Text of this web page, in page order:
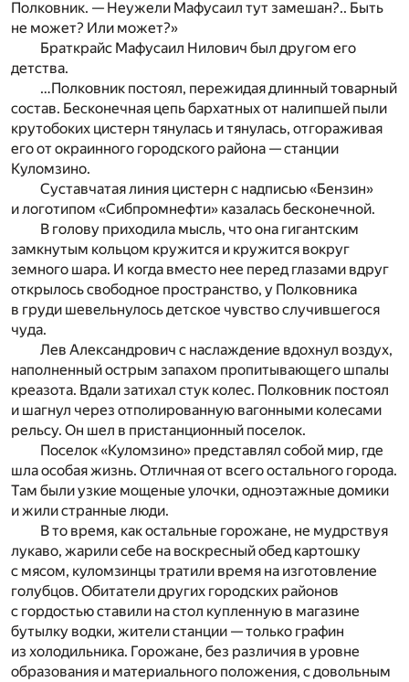
Полковник. — Неужели Мафусаил тут замешан?.. Быть
не может? Или может?»
Браткрайс Мафусаил Нилович был другом его
детства.
…Полковник постоял, пережидая длинный товарный
состав. Бесконечная цепь бархатных от налипшей пыли
крутобоких цистерн тянулась и тянулась, отгораживая
его от окраинного городского района — станции
Куломзино.
Суставчатая линия цистерн с надписью «Бензин»
и логотипом «Сибпромнефти» казалась бесконечной.
В голову приходила мысль, что она гигантским
замкнутым кольцом кружится и кружится вокруг
земного шара. И когда вместо нее перед глазами вдруг
открылось свободное пространство, у Полковника
в груди шевельнулось детское чувство случившегося
чуда.
Лев Александрович с наслаждение вдохнул воздух,
наполненный острым запахом пропитывающего шпалы
креазота. Вдали затихал стук колес. Полковник постоял
и шагнул через отполированную вагонными колесами
рельсу. Он шел в пристанционный поселок.
Поселок «Куломзино» представлял собой мир, где
шла особая жизнь. Отличная от всего остального города.
Там были узкие мощеные улочки, одноэтажные домики
и жили странные люди.
В то время, как остальные горожане, не мудрствуя
лукаво, жарили себе на воскресный обед картошку
с мясом, куломзинцы тратили время на изготовление
голубцов. Обитатели других городских районов
с гордостью ставили на стол купленную в магазине
бутылку водки, жители станции — только графин
из холодильника. Горожане, без различия в уровне
образования и материального положения, с довольным